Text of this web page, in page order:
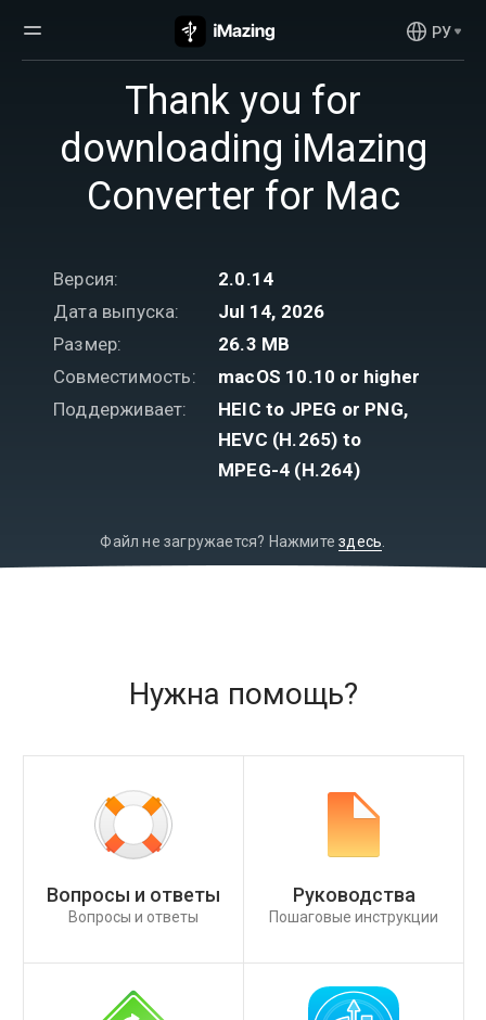
РУ
Thank you for
downloading iMazing
Converter for Mac
Версия:
2.0.14
Дата выпуска:
Jul 14, 2026
Размер:
26.3 MB
Совместимость:
macOS 10.10 or higher
Поддерживает:
HEIC to JPEG or PNG,
HEVC (H.265) to
MPEG-4 (H.264)
Файл не загружается? Нажмитездесь
Нужна помощь?
Вопросы и ответы
Вопросы и ответы
Руководства
Пошаговые инструкции